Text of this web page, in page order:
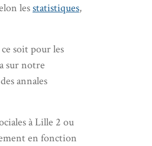
lesstatistiques,
soit pour les
sur notre
annales
à Lille 2 ou
en fonction